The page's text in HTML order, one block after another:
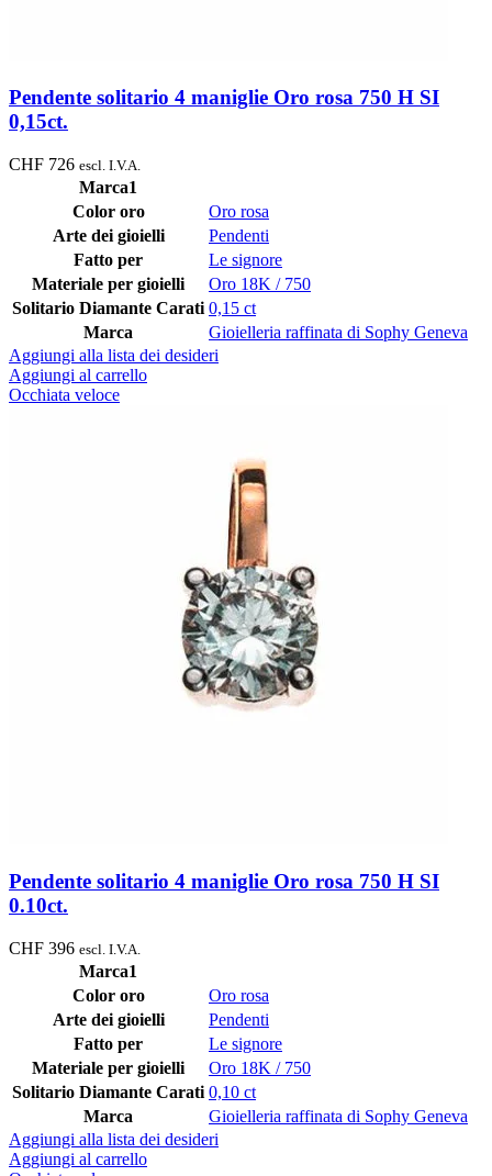
Pendente solitario 4 maniglie Oro rosa 750 H SI
0,15ct.
CHF 726 escl. I.V.A.
Marca1
Color oro
Oro rosa
Arte dei gioielli
Pendenti
Fatto per
Le signore
Materiale per gioielli
Oro 18K / 750
Solitario Diamante Carati 0,15 ct
Marca
Gioielleria raffinata di Sophy Geneva
Aggiungi alla lista dei desideri
Aggiungi al carrello
Occhiata veloce
Pendente solitario 4 maniglie Oro rosa 750 H SI
0.10ct.
CHF 396 escl. I.V.A.
Marca1
Color oro
Oro rosa
Arte dei gioielli
Pendenti
Fatto per
Le signore
Materiale per gioielli
Oro 18K / 750
Solitario Diamante Carati 0,10 ct
Marca
Gioielleria raffinata di Sophy Geneva
Aggiungi alla lista dei desideri
Aggiungi al carrello